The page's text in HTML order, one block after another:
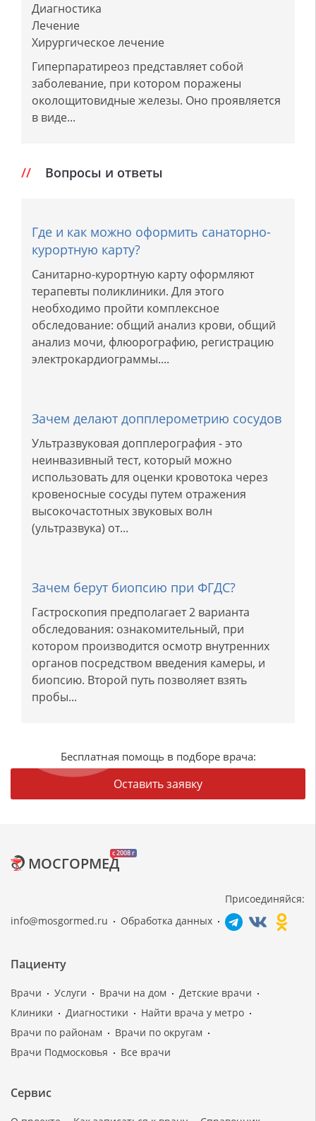
Диагностика
Лечение
Хирургическое лечение
Гиперпаратиреоз представляет собой
заболевание, при котором поражены
околощитовидные железы. Оно проявляется
в виде...
Вопросы и ответы
Где и как можно оформить санаторно-
курортную карту?
Санитарно-курортную карту оформляют
терапевты поликлиники. Для этого
необходимо пройти комплексное
обследование: общий анализ крови, общий
анализ мочи, флюорографию, регистрацию
электрокардиограммы....
Зачем делают допплерометрию сосудов
Ультразвуковая допплерография - это
неинвазивный тест, который можно
использовать для оценки кровотока через
кровеносные сосуды путем отражения
высокочастотных звуковых волн
(ультразвука) от...
Зачем берут биопсию при ФГДС?
Гастроскопия предполагает 2 варианта
обследования: ознакомительный, при
котором производится осмотр внутренних
органов посредством введения камеры, и
биопсию. Второй путь позволяет взять
пробы...
Бесплатная помощь в подборе врача:
Оставить заявку
c 2008 г
МОСГОРМЕД
info@mosgormed.ru Обработка данных
Присоединяйся:
Пациенту
Врачи Услуги Врачи на дом
Детские врачи
Клиники
Диагностики
Найти врача у метро
Врачи по районам
Врачи по округам
Врачи Подмосковья
Все врачи
Сервис